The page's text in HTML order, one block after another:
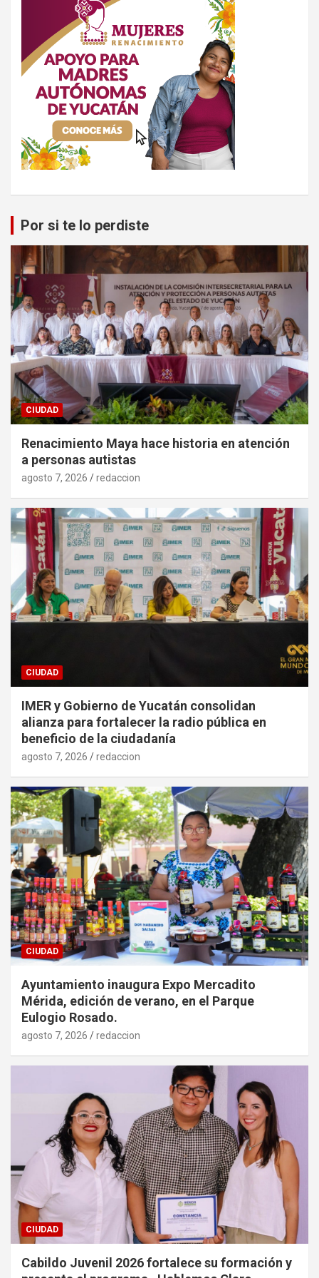
Por si te lo perdiste
CIUDAD
Renacimiento Maya hace historia en atención
a personas autistas
agosto 7, 2026 redaccion
CIUDAD
IMER y Gobierno de Yucatán consolidan
alianza para fortalecer la radio pública en
beneficio de la ciudadanía
agosto 7, 2026 redaccion
CIUDAD
Ayuntamiento inaugura Expo Mercadito
Mérida, edición de verano, en el Parque
Eulogio Rosado.
agosto 7, 2026 redaccion
CIUDAD
Cabildo Juvenil 2026 fortalece su formación y